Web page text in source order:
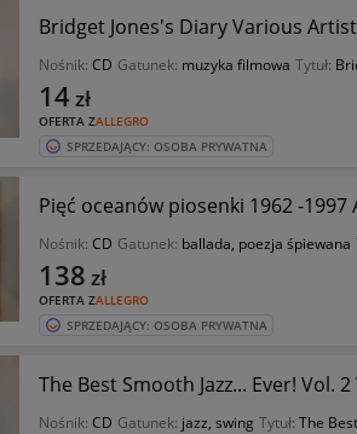
Bridget Jones's Diary Various
Nośnik: CD Gatunek: muzyka filmowa Tytuł:
OFERTA ZALLEGRO
14 zł
SPRZEDAJĄCY: OSOBA PRYWATNA
Pięć oceanów piosenki 1962 -1997
Nośnik: CD Gatunek: ballada, poezja śpiewana
OFERTA ZALLEGRO
138 zł
SPRZEDAJĄCY: OSOBA PRYWATNA
The Best Smooth Jazz... Ever! Vol.
Nośnik: CD Gatunek: jazz, swing Tytuł: The